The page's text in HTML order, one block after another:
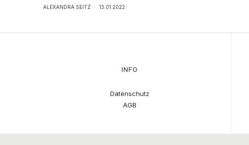
ALEXANDRA SEITZ · 13.01.2022
INFO
Datenschutz
AGB